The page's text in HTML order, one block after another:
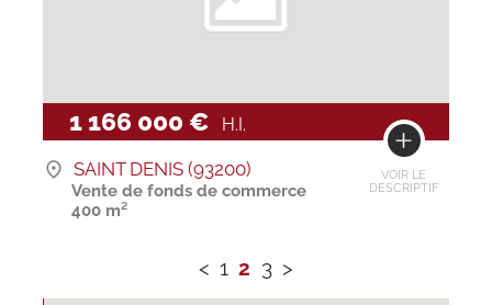
1 166 000 € H.I.
VOIR LE
DESCRIPTIF
SAINT DENIS (93200)
Vente de fonds de commerce
400 m²
< 1 2 3 >